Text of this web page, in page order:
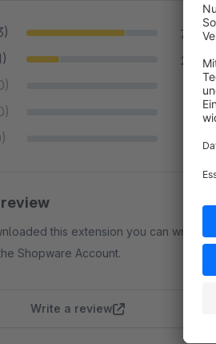
75 %
25 %
0 %
0 %
0 %
this extension you can write a
Shopware Account.
Write a review